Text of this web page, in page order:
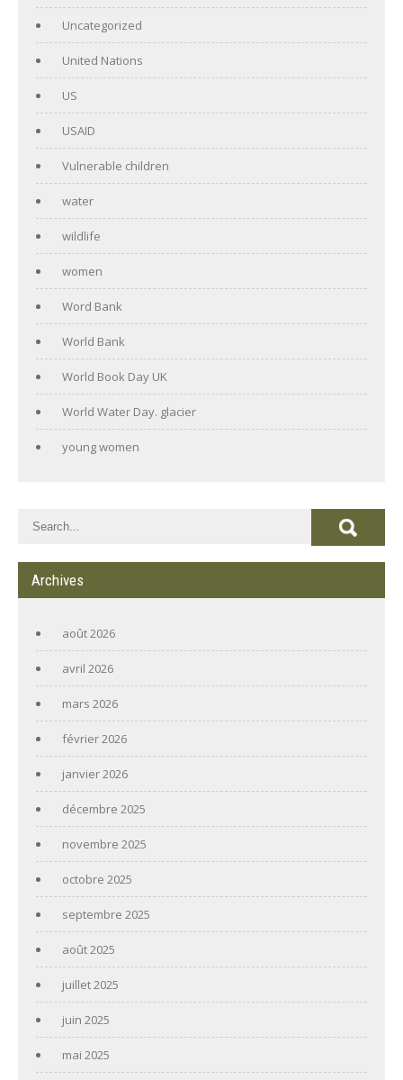
Uncategorized
United Nations
US
USAID
Vulnerable children
water
wildlife
women
Word Bank
World Bank
World Book Day UK
World Water Day. glacier
young women
Archives
août 2026
avril 2026
mars 2026
février 2026
janvier 2026
décembre 2025
novembre 2025
octobre 2025
septembre 2025
août 2025
juillet 2025
juin 2025
mai 2025